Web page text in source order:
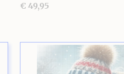
€ 49,95